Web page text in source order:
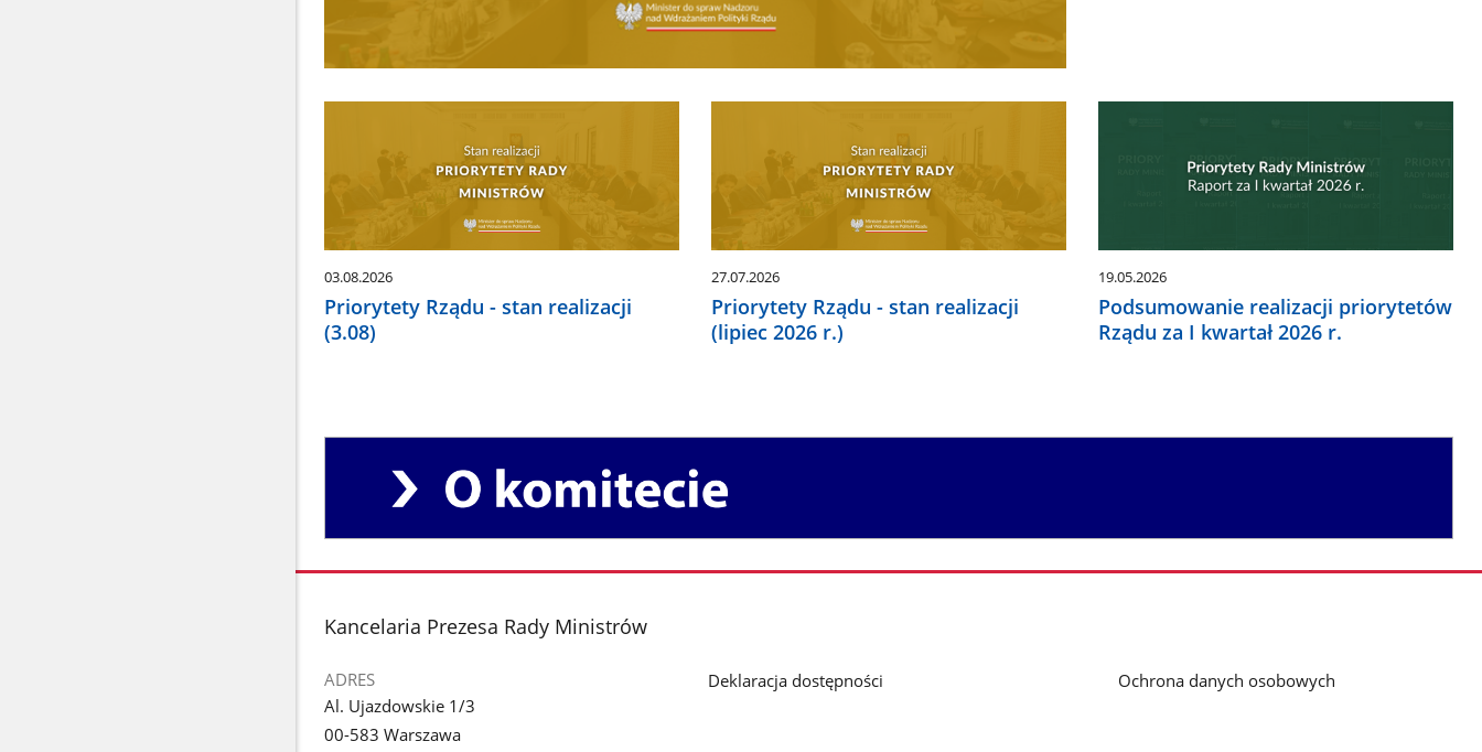
03.08.2026
Priorytety Rządu - stan realizacji
(3.08)
27.07.2026
Priorytety Rządu - stan realizacji
(lipiec 2026 r.)
19.05.2026
Podsumowanie realizacji priorytetów
Rządu za I kwartał 2026 r.
komitecie
stopka
Kancelaria Prezesa Rady Ministrów
ADRES
Al. Ujazdowskie 1/3
00-583 Warszawa
Deklaracja dostępności Ochrona danych osobowych